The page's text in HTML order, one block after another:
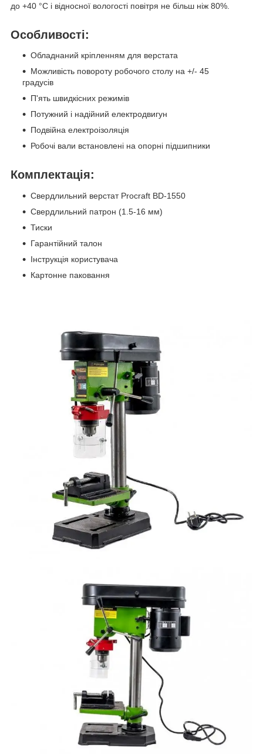
до +40 °C і відносної вологості повітря не більш ніж 80%.
Особливості:
Обладнаний кріпленням для верстата
Можливість повороту робочого столу на +/- 45
градусів
П'ять швидкісних режимів
Потужний і надійний електродвигун
Подвійна електроізоляція
Робочі вали встановлені на опорні підшипники
Комплектація:
Свердлильний верстат Procraft BD-1550
Свердлильний патрон (1.5-16 мм)
Тиски
Гарантійний талон
Інструкція користувача
Картонне паковання